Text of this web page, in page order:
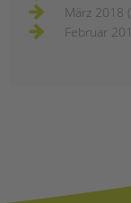
März 2018
Februar